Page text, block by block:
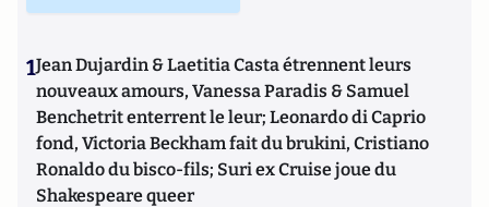
1Jean Dujardin & Laetitia Casta étrennent leurs
nouveaux amours, Vanessa Paradis & Samuel
Benchetrit enterrent le leur; Leonardo di Caprio
fond, Victoria Beckham fait du brukini, Cristiano
Ronaldo du bisco-fils; Suri ex Cruise joue du
Shakespeare queer